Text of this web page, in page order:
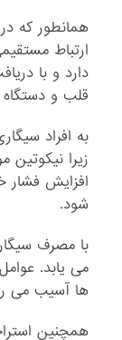
همانطور که
ارتباط
دارد و با
قلب و
به افراد
زیرا
افزایش فشار
شود.
با مصرف
می یابد.
ها آسیب می
همچنین